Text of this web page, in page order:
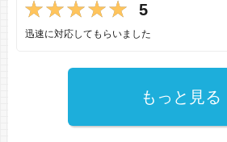
5
迅速に対応してもらいました
もっと見る